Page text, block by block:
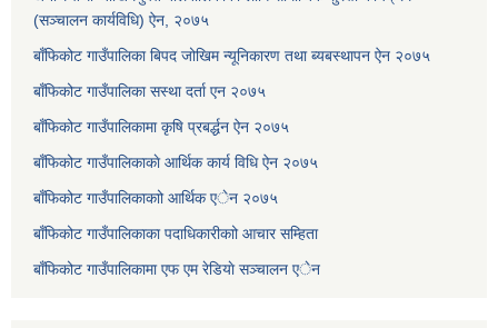
(सञ्चालन कार्यविधि) ऐन, २०७५
बाँफिकोट गाउँपालिका बिपद जोखिम न्यूनिकारण तथा ब्यबस्थापन ऐन २०७५
बाँफिकोट गाउँपालिका सस्था दर्ता एन २०७५
बाँफिकोट गाउँपालिकामा कृषि प्रबर्द्धन ऐन २०७५
बाँफिकोट गाउँपालिकाकाे आर्थिक कार्य विधि ऐन २०७५
बाँफिकोट गाउँपालिकाकाो आर्थिक एेन २०७५
बाँफिकोट गाउँपालिकाका पदाधिकारीकाो आचार सम्हिता
बाँफिकोट गाउँपालिकामा एफ एम रेडियाे सञ्चालन एेन